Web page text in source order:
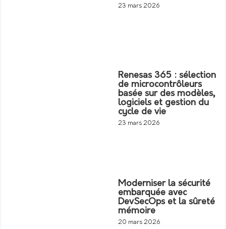
23 mars 2026
Renesas 365 : sélection
de microcontrôleurs
basée sur des modèles,
logiciels et gestion du
cycle de vie
23 mars 2026
Moderniser la sécurité
embarquée avec
DevSecOps et la sûreté
mémoire
20 mars 2026